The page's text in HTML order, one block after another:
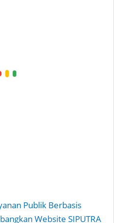
Publik Berbasis
Website SIPUTRA